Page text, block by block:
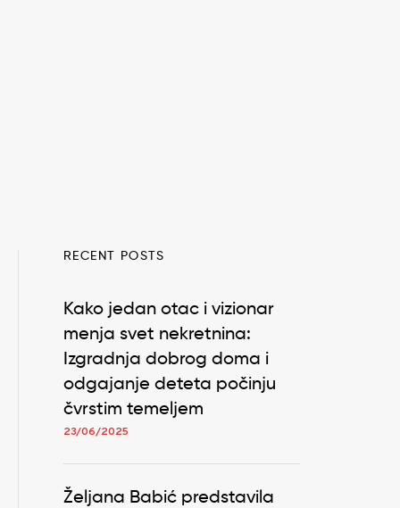
RECENT POSTS
Kako jedan otac i vizionar
menja svet nekretnina:
Izgradnja dobrog doma i
odgajanje deteta počinju
čvrstim temeljem
23/06/2025
Željana Babić predstavila